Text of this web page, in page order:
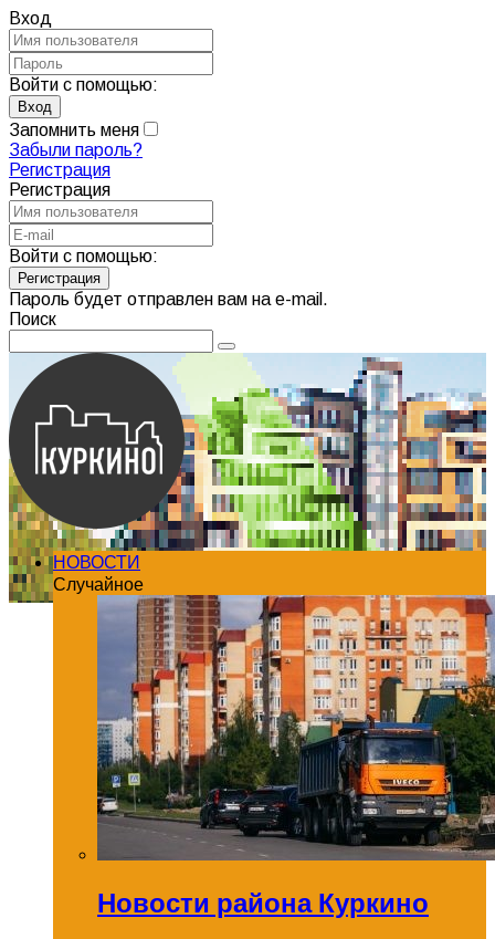
Вход
Войти с помощью:
Запомнить меня
Забыли пароль?
Регистрация
Регистрация
Войти с помощью:
Пароль будет отправлен вам на e-mail.
Поиск
НОВОСТИ
Случайное
Новости района Куркино